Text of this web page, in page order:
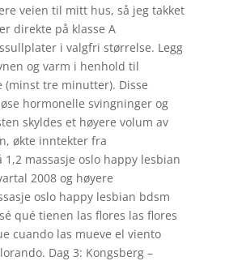
veien til mitt hus, så jeg takket
direkte på klasse A
i valgfri størrelse. Legg
og varm i henhold til
(minst tre minutter). Disse
hormonelle svingninger og
skyldes et høyere volum av
økte inntekter fra
massasje oslo happy lesbian
2008 og høyere
oslo happy lesbian bdsm
qué tienen las flores las flores
cuando las mueve el viento
Dag 3: Kongsberg –